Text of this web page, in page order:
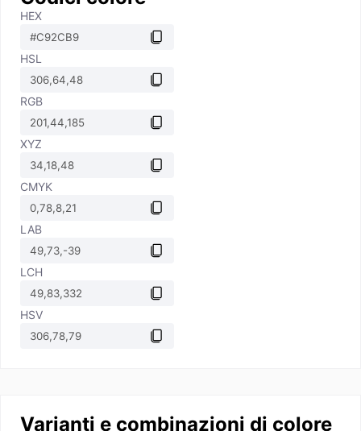
HEX
HSL
RGB
XYZ
CMYK
LAB
LCH
HSV
Varianti e combinazioni di colore